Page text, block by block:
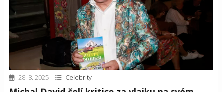
28. 8. 2025 Celebrity